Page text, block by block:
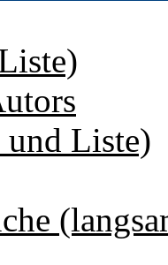
und Liste)